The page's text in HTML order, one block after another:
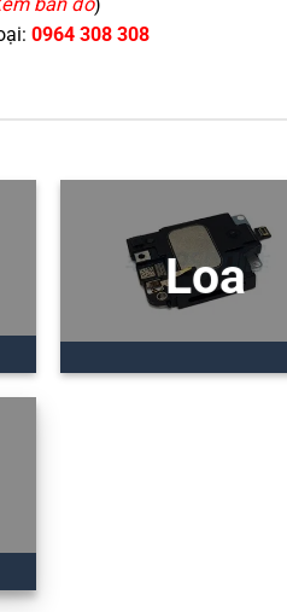
0964 308 308
Loa